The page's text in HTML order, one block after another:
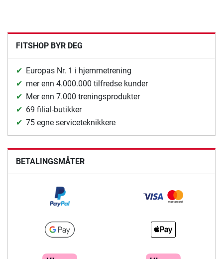
FITSHOP BYR DEG
Europas Nr. 1 i hjemmetrening
mer enn 4.000.000 tilfredse kunder
Mer enn 7.000 treningsprodukter
69 filial-butikker
75 egne serviceteknikkere
BETALINGSMÅTER